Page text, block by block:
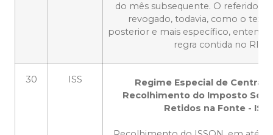
do mês subsequente. O referido
revogado, todavia, como o texto
posterior e mais específico,
regra contida no RISS.
30 ISS
Regime Especial de
Recolhimento do Imposto
Retidos na Fonte -